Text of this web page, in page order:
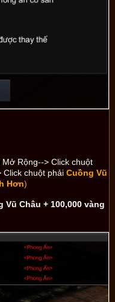
Rộng--> Click chuột
Click chuột phảiCuồng Vũ
Hơn)
Vũ Châu + 100,000 vàng